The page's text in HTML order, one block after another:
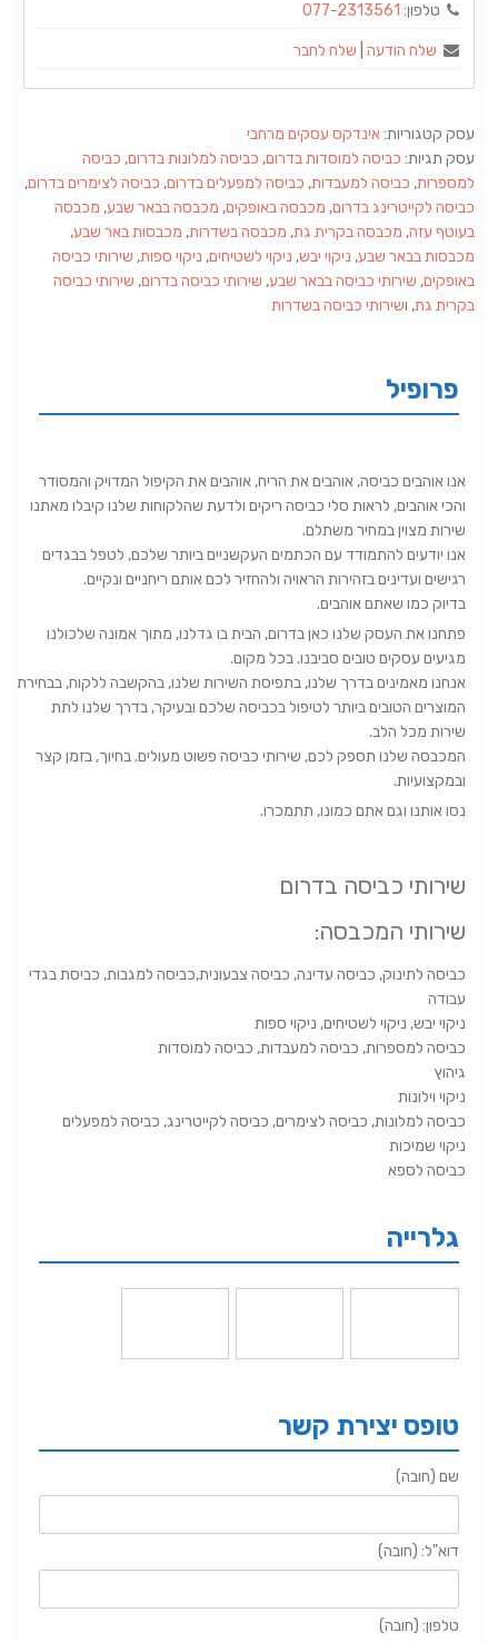
טלפון: 077-2313561
שלח הודעה שלח לחבר
עסק קטגוריות:אינדקס עסקים מרחבי
עסק תגיות: כביסה למוסדות בדרום, כביסה למלונות בדרום, כביסה
למספרות, כביסה למעבדות, כביסה למפעלים בדרום, כביסה לצימרים בדרום,
כביסה לקייטרינג בדרום, מכבסה באופקים, מכבסה בבאר שבע, מכבסה
בעוטף עזה, מכבסה בקרית גת, מכבסה בשדרות, מכבסות באר שבע,
מכבסות בבאר שבע, ניקוי יבש, ניקוי לשטיחים, ניקוי ספות, שירותי כביסה
באופקים, שירותי כביסה בבאר שבע, שירותי כביסה בדרום, שירותי כביסה
בקרית גת, ושירותי כביסה בשדרות
פרופיל
אנו אוהבים כביסה, אוהבים את הריח, אוהבים את הקיפול המדויק והמסודר
והכי אוהבים, לראות סלי כביסה ריקים ולדעת שהלקוחות שלנו קיבלו מאתנו
שירות מצוין במחיר משתלם.
אנו יודעים להתמודד עם הכתמים העקשניים ביותר שלכם, לטפל בבגדים
רגישים ועדינים בזהירות הראויה ולהחזיר לכם אותם ריחניים ונקיים.
בדיוק כמו שאתם אוהבים.
פתחנו את העסק שלנו כאן בדרום, הבית בו גדלנו, מתוך אמונה שלכולנו
מגיעים עסקים טובים סביבנו. בכל מקום.
אנחנו מאמינים בדרך שלנו, בתפיסת השירות שלנו, בהקשבה ללקוח, בבחירת
המוצרים הטובים ביותר לטיפול בכביסה שלכם ובעיקר, בדרך שלנו לתת
שירות מכל הלב.
המכבסה שלנו תספק לכם, שירותי כביסה פשוט מעולים. בחיוך, בזמן קצר
ובמקצועיות.
נסו אותנו וגם אתם כמונו, תתמכרו.
שירותי כביסה בדרום
שירותי המכבסה:
כביסה לתינוק, כביסה עדינה, כביסה צבעונית,כביסה למגבות, כביסת בגדי
עבודה
ניקוי יבש, ניקוי לשטיחים, ניקוי ספות
כביסה למספרות, כביסה למעבדות, כביסה למוסדות
גיהוץ
ניקוי וילונות
כביסה למלונות, כביסה לצימרים, כביסה לקייטרינג, כביסה למפעלים
ניקוי שמיכות
כביסה לספא
גלרייה
טופס יצירת קשר
שם (חובה)
דוא"ל: (חובה)
טלפון: (חובה)